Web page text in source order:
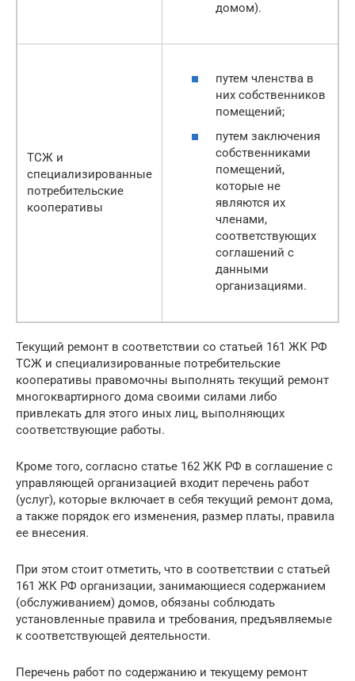
домом).
ТСЖ и
специализированные
потребительские
кооперативы
путем членства в
них собственников
помещений;
путем заключения
собственниками
помещений,
которые не
являются их
членами,
соответствующих
соглашений с
данными
организациями.
Текущий ремонт в соответствии со статьей 161 ЖК РФ
ТСЖ и специализированные потребительские
кооперативы правомочны выполнять текущий ремонт
многоквартирного дома своими силами либо
привлекать для этого иных лиц, выполняющих
соответствующие работы.
Кроме того, согласно статье 162 ЖК РФ в соглашение с
управляющей организацией входит перечень работ
(услуг), которые включает в себя текущий ремонт дома,
а также порядок его изменения, размер платы, правила
ее внесения.
При этом стоит отметить, что в соответствии с статьей
161 ЖК РФ организации, занимающиеся содержанием
(обслуживанием) домов, обязаны соблюдать
установленные правила и требования, предъявляемые
к соответствующей деятельности.
Перечень работ по содержанию и текущему ремонт